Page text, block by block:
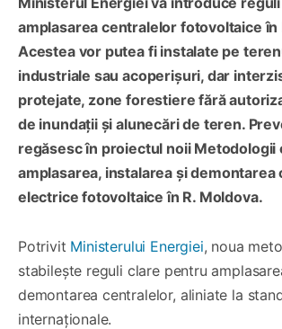
amplasarea centralelor fotovoltaice în
Acestea vor putea fi instalate pe
industriale sau acoperișuri, dar
protejate, zone forestiere fără
de inundații și alunecări de teren.
regăsesc în proiectul noii Metodologii
amplasarea, instalarea și
electrice fotovoltaice în R. Moldova.
Potrivit Ministerului Energiei, noua
stabilește reguli clare pentru
demontarea centralelor, aliniate la
internaționale.